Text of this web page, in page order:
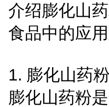
介绍膨化山
食品中的应用
1. 膨化山药
膨化山药粉